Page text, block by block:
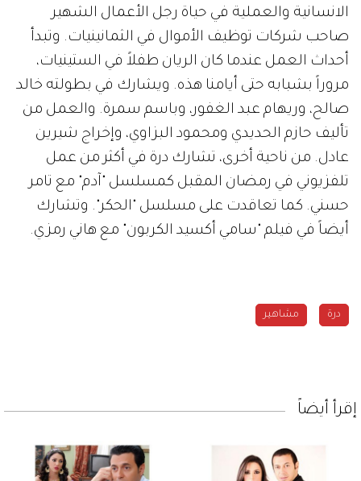
الانسانية والعملية في حياة رجل الأعمال الشهير
صاحب شركات توظيف الأموال في الثمانينيات. وتبدأ
أحداث العمل عندما كان الريان طفلاً في الستينيات،
مروراً بشبابه حتى أيامنا هذه. ويشارك في بطولته خالد
صالح، وريهام عبد الغفور، وباسم سمرة. والعمل من
تأليف حازم الحديدي ومحمود البزاوي، وإخراج شيرين
عادل. من ناحية أخرى، تشارك درة في أكثر من عمل
تلفزيوني في رمضان المقبل كمسلسل "آدم" مع تامر
حسني. كما تعاقدت على مسلسل "الحكر". وتشارك
أيضاً في فيلم "سامي أكسيد الكربون" مع هاني رمزي.
درة مشاهير
إقرأ أيضاً